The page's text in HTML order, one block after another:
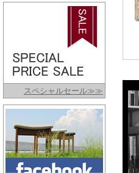
スペシャルセール≫≫